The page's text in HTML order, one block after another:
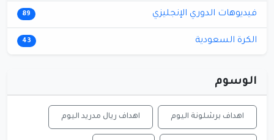
فيديوهات الدوري الإنجليزي 89
الكرة السعودية 43
الوسوم
اهداف برشلونة اليوم اهداف ريال مدريد اليوم